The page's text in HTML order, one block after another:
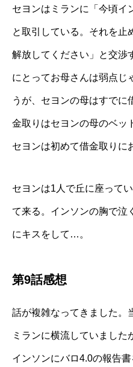
セヨンはミランに「今頃イ
と取引している。それを止
解放してください」と交渉
にとってお母さんは弱点じ
うが、セヨンの母はすでに
金取りはセヨンの母のベッ
セヨンは初めて借金取りに
セヨンは1人で丘に座って
て来る。インソンの胸で泣
にキスをして…。
第9話感想
話が複雑なってきました。
ミランに横流していました
インソンにバロ4.0の報告